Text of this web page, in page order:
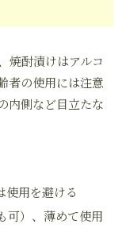
焼酎漬けはアルコ
者の使用には注意
内側など目立たな
使用を避ける
可）、薄めて使用